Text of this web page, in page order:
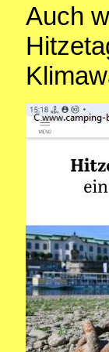
Auch